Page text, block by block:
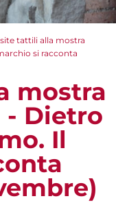
tattili alla mostra
si racconta
mostra
- Dietro
Il